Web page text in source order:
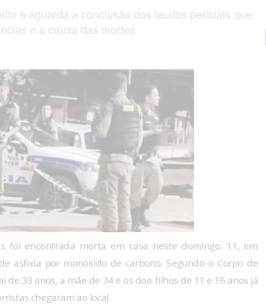
e aguarda a conclusão dos laudos periciais que
e a causa das mortes
foi encontrada morta em casa neste domingo, 11, em
asfixia por monóxido de carbono. Segundo o Corpo de
de 33 anos, a mãe de 34 e os dois filhos de 11 e 16 anos já
chegaram ao local.